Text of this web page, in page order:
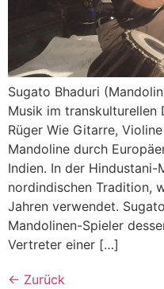
Sugato Bhaduri
Musik im transkulturellen
Rüger Wie Gitarre,
Mandoline durch
Indien. In der Hindustani-
nordindischen Tradition,
Jahren verwendet.
Mandolinen-Spieler
Vertreter einer […]
← Zurück